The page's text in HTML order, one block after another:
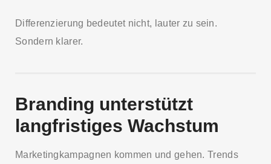
Differenzierung bedeutet nicht, lauter zu sein.
Sondern klarer.
Branding unterstützt
langfristiges Wachstum
Marketingkampagnen kommen und gehen. Trends